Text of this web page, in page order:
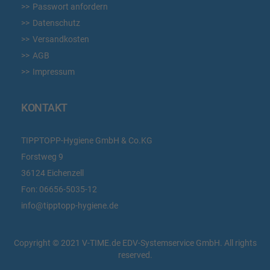
Passwort anfordern
Datenschutz
Versandkosten
AGB
Impressum
KONTAKT
TIPPTOPP-Hygiene GmbH & Co.KG
Forstweg 9
36124 Eichenzell
Fon: 06656-5035-12
info@tipptopp-hygiene.de
Copyright © 2021 V-TIME.de EDV-Systemservice GmbH. All rights
reserved.